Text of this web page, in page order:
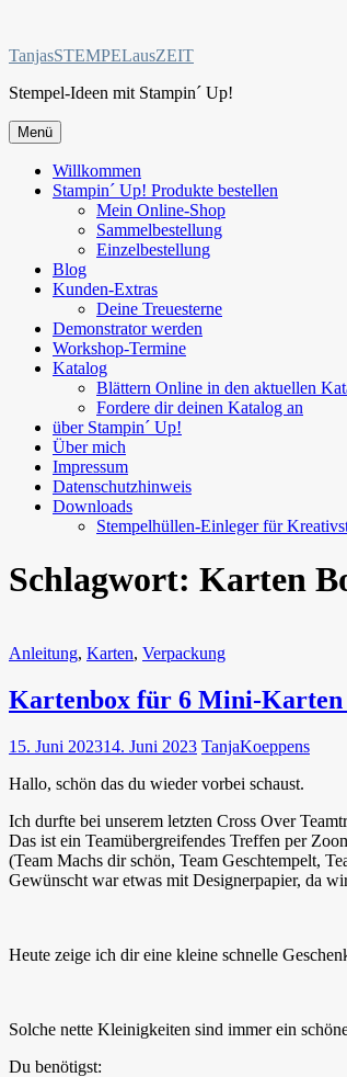
springen
TanjasSTEMPELausZEIT
Stempel-Ideen mit Stampin´ Up!
Menü
Willkommen
Stampin´ Up! Produkte bestellen
Mein Online-Shop
Sammelbestellung
Einzelbestellung
Blog
Kunden-Extras
Deine Treuesterne
Demonstrator werden
Workshop-Termine
Katalog
Blättern Online in den aktuellen
Fordere dir deinen Katalog an
über Stampin´ Up!
Über mich
Impressum
Datenschutzhinweis
Downloads
Stempelhüllen-Einleger für
Schlagwort: Karten
Anleitung, Karten, Verpackung
Kartenbox für 6 Mini-Karten
15. Juni 202314. Juni 2023 TanjaKoeppens
Hallo, schön das du wieder vorbei schaust.
Ich durfte bei unserem letzten Cross Over
Das ist ein Teamübergreifendes Treffen per
(Team Machs dir schön, Team Geschtempelt,
Gewünscht war etwas mit Designerpapier, da
Heute zeige ich dir eine kleine schnelle
Solche nette Kleinigkeiten sind immer ein
Du benötigst: